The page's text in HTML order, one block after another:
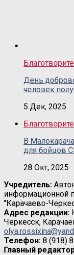
День
человек
5 Дек, 2025
В
для бойцов
28 Окт, 2025
Учредитель:
информационной
"Карачаево-
Адрес редакции:
Черкесск,
Телефон: 8 (918)
Главный